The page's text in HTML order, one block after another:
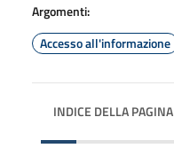
Argomenti:
Accesso all'informazione
INDICE DELLA PAGINA